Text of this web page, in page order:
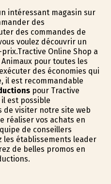
intéressant magasin sur
des
des commandes de
voulez découvrir un
Online Shop a
pour toutes les
des économies qui
il est recommandable
pour Tractive
est possible
de visiter notre site web
réaliser vos achats en
de conseillers
les établissements leader
de belles promos en